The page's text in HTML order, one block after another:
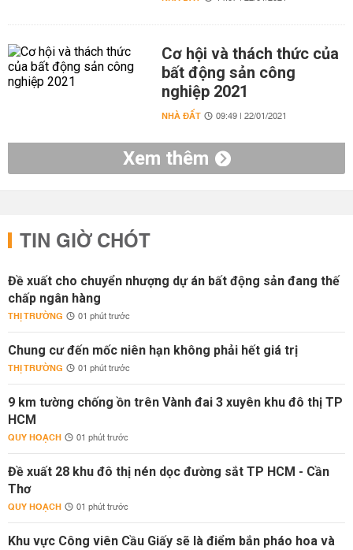
Cơ hội và thách thức của
bất động sản công
nghiệp 2021
NHÀ ĐẤT 09:49 | 22/01/2021
Xem thêm
TIN GIỜ CHÓT
Đề xuất cho chuyển nhượng dự án bất động sản đang thế
chấp ngân hàng
THỊ TRƯỜNG 01 phút trước
Chung cư đến mốc niên hạn không phải hết giá trị
THỊ TRƯỜNG 01 phút trước
9 km tường chống ồn trên Vành đai 3 xuyên khu đô thị TP
HCM
QUY HOẠCH 01 phút trước
Đề xuất 28 khu đô thị nén dọc đường sắt TP HCM - Cần
Thơ
QUY HOẠCH 01 phút trước
Khu vực Công viên Cầu Giấy sẽ là điểm bắn pháo hoa và